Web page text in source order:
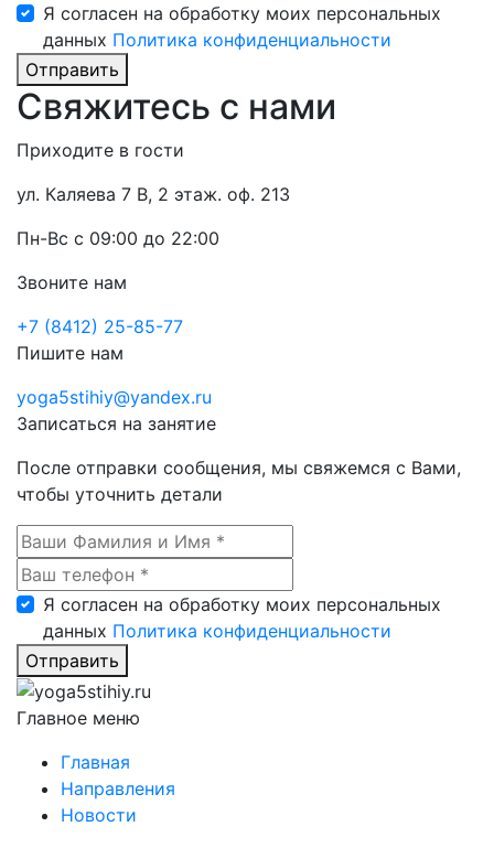
Я согласен на обработку моих персональных
данных Политика конфиденциальности
Отправить
Свяжитесь с нами
Приходите в гости
ул. Каляева 7 В, 2 этаж. оф. 213
Пн-Вс с 09:00 до 22:00
Звоните нам
+7 (8412) 25-85-77
Пишите нам
yoga5stihiy@yandex.ru
Записаться на занятие
После отправки сообщения, мы свяжемся с Вами,
чтобы уточнить детали
Отправить
Я согласен на обработку моих персональных
данных Политика конфиденциальности
Главное меню
Главная
Направления
Новости